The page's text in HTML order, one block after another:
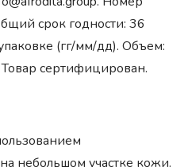
срок годности: 36
(гг/мм/дд). Объем:
сертифицирован.
небольшом участке кожи.